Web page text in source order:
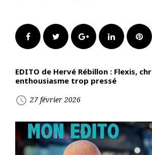
FacebookTwitter Google+LinkedIn
EDITO de Hervé Rébillon : Flexis,
enthousiasme trop pressé
access_time 27 février 2026